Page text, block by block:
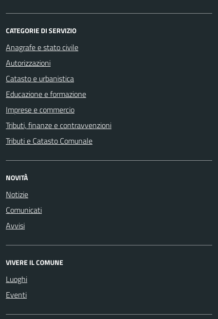
CATEGORIE DI SERVIZIO
Anagrafe e stato civile
Autorizzazioni
Catasto e urbanistica
Educazione e formazione
Imprese e commercio
Tributi, finanze e contravvenzioni
Tributi e Catasto Comunale
NOVITÀ
Notizie
Comunicati
Avvisi
VIVERE IL COMUNE
Luoghi
Eventi